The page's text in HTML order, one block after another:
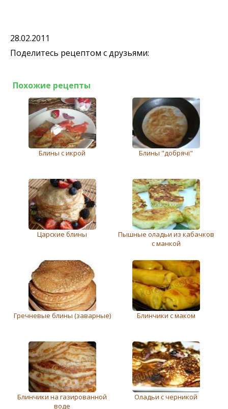
28.02.2011
Поделитесь рецептом с друзьями:
Похожие рецепты
Блины с икрой Блины "добрячi"
Царские блины
Пышные оладьи из кабачков
с манкой
Гречневые блины (заварные) Блинчики с маком
Блинчики на газированной
воде
Оладьи с черникой